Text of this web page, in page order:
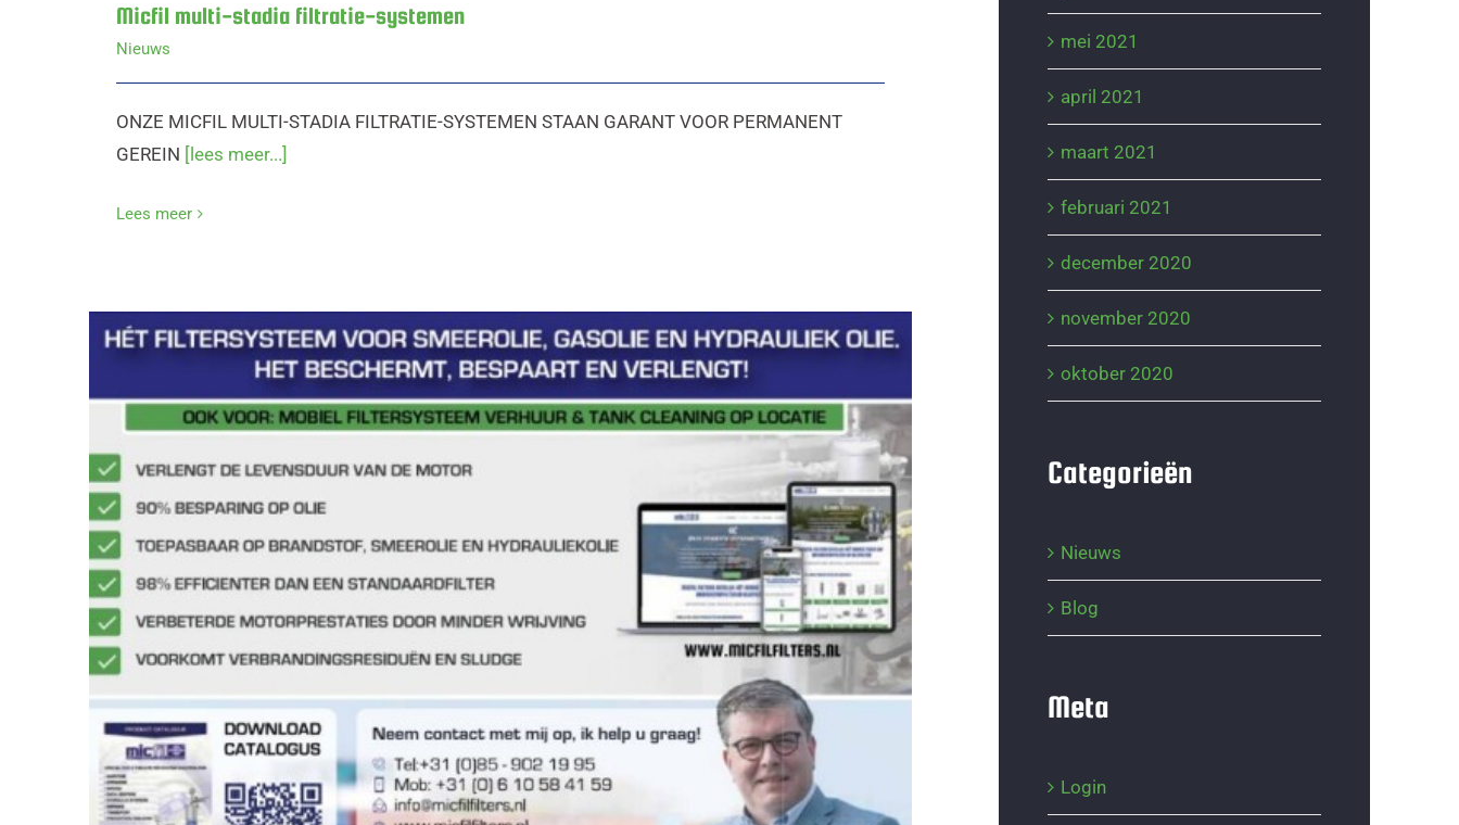
Micfil multi-stadia filtratie-systemen
Nieuws
ONZE MICFIL MULTI-STADIA FILTRATIE-SYSTEMEN STAAN GARANT VOOR PERMANENT
GEREIN [lees meer...]
Lees meer
FILTERS VAN MICFIL BEWIJZEN STRUCTURELE BESPARING IN
mei 2021
april 2021
maart 2021
februari 2021
december 2020
november 2020
oktober 2020
Categorieën
Nieuws
Blog
Meta
Login